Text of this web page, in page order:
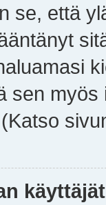
se, että
sen